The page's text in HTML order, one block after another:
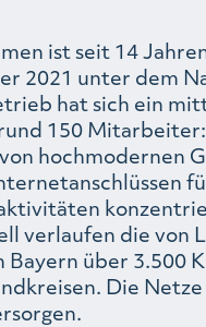
ist seit 14
2021 unter dem
hat sich ein
150
hochmodernen
verlaufen die von
über 3.500
Die